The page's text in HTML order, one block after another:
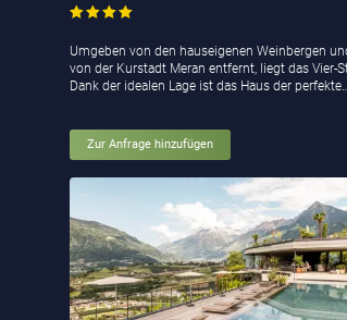
Umgeben von den hauseigenen Weinbergen
von der Kurstadt Meran entfernt, liegt das Vier-
Dank der idealen Lage ist das Haus der
Zur Anfrage hinzufügen